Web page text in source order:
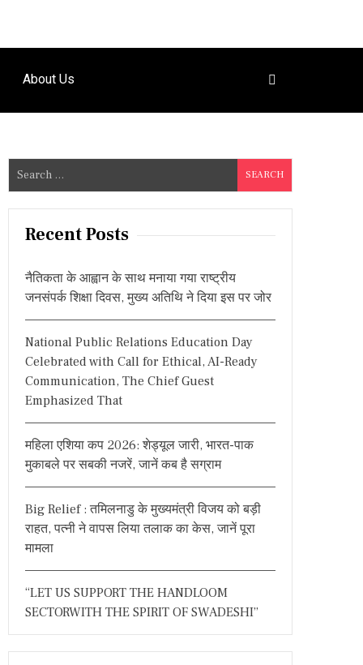
About Us
e
a
Recent Posts
नैतिकता के आह्वान के साथ मनाया गया राष्ट्रीय
जनसंपर्क शिक्षा दिवस, मुख्य अतिथि ने दिया इस पर जोर
National Public Relations Education Day
Celebrated with Call for Ethical, AI-Ready
Communication, The Chief Guest
Emphasized That
महिला एशिया कप 2026: शेड्यूल जारी, भारत-पाक
मुकाबले पर सबकी नजरें, जानें कब है सग्राम
Big Relief : तमिलनाडु के मुख्यमंत्री विजय को बड़ी
राहत, पत्नी ने वापस लिया तलाक का केस, जानें पूरा
मामला
“LET US SUPPORT THE HANDLOOM
SECTORWITH THE SPIRIT OF SWADESHI”